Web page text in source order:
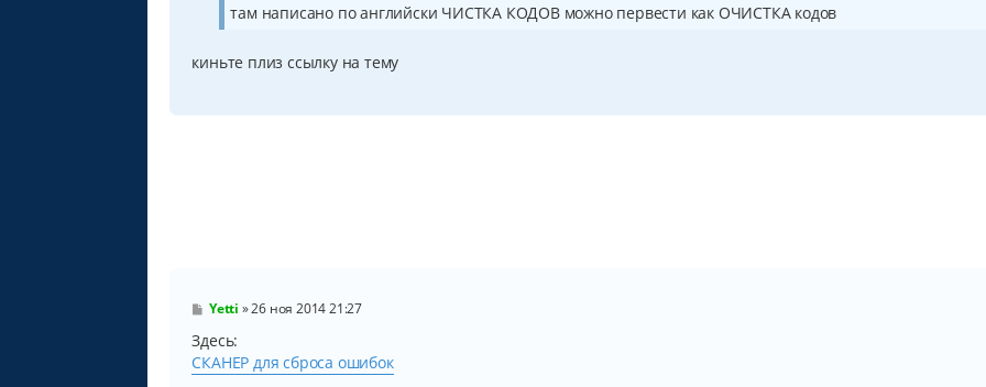
там написано по английски ЧИСТКА КОДОВ можно первести как ОЧИСТКА кодов
киньте плиз ссылку на тему
С
о
б
щ
Yetti »26 ноя 2014 21:27
Здесь:
СКАНЕР для сброса ошибок